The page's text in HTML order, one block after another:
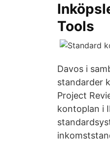
Tools
Davos i
standarder
Project
kontoplan i